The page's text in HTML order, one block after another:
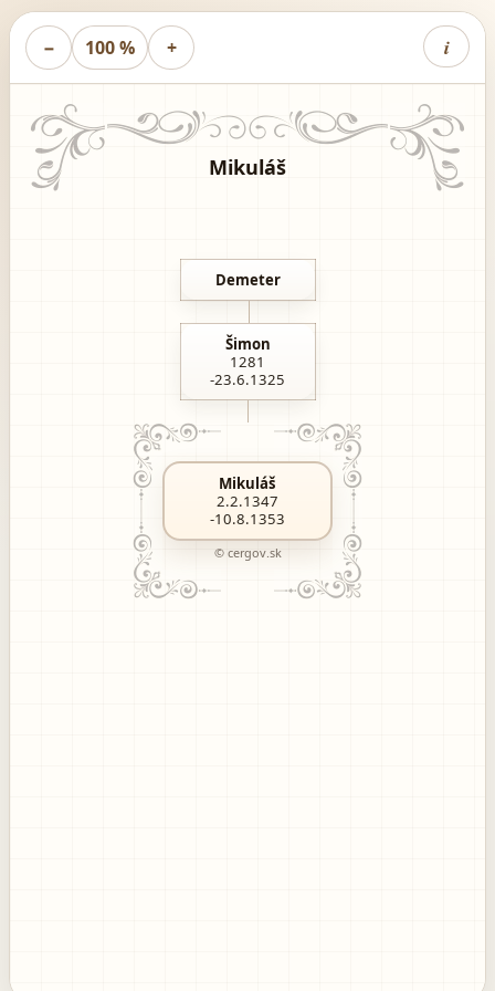
− 100 % + i
Mikuláš
Demeter
Šimon
1281
-23.6.1325
Mikuláš
2.2.1347
-10.8.1353
© cergov.sk